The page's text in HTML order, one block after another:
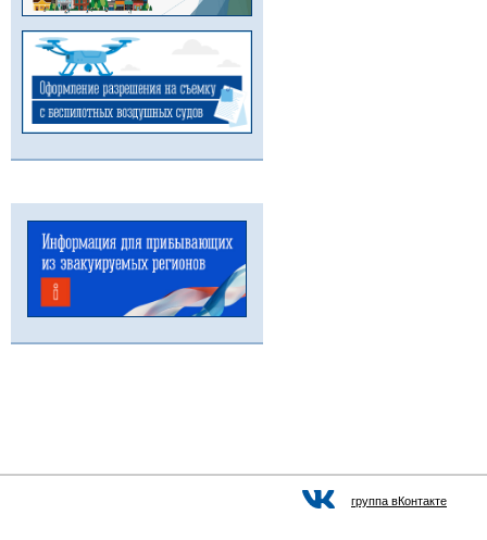
группа вКонтакте